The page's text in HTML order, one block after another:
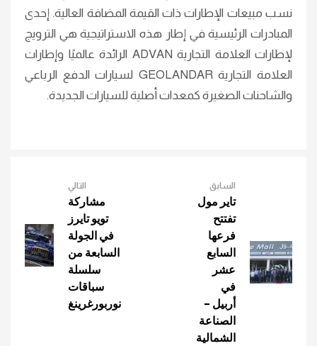
نسب مبيعات الإطارات ذات القيمة المضافة العالية. إحدى
المبادرات الرئيسية في إطار هذه الاستراتيجية هي الترويج
لإطارات العلامة التجارية ADVAN الرائدة عالميًا وإطارات
العلامة التجارية GEOLANDAR لسيارات الدفع الرباعي
والشاحنات الصغيرة كمعدات أصلية للسيارات الجديدة.
السابق
تاير مول
تفتتح
فرعها
السابع
عشر
في
أربيل –
الصناعة
الشمالية
التالي
مشاركة
تويو تايرز
في الجولة
السابعة من
سلسلة
سباقات
نوربورغرينغ